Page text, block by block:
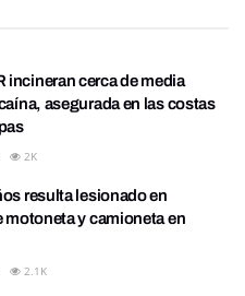
incineran cerca de media
asegurada en las costas
2K
resulta lesionado en
motoneta y camioneta en
2.1K